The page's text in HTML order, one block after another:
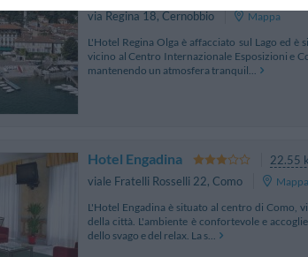
via Regina 18, Cernobbio
Mappa
L'Hotel Regina Olga è affacciato sul Lago ed
vicino al Centro Internazionale Esposizioni e
mantenendo un atmosfera tranquil...
Hotel Engadina
22.55
viale Fratelli Rosselli 22, Como
Mappa
L'Hotel Engadina è situato al centro di Como,
della città. L'ambiente è confortevole e
dello svago e del relax. La s...